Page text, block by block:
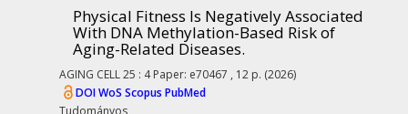
Physical Fitness Is Negatively Associated
With DNA Methylation-Based Risk of
Aging-Related Diseases.
AGING CELL25 : 4 Paper: e70467 , 12 p. (2026)
DOIWoS Scopus PubMed
Tudományos